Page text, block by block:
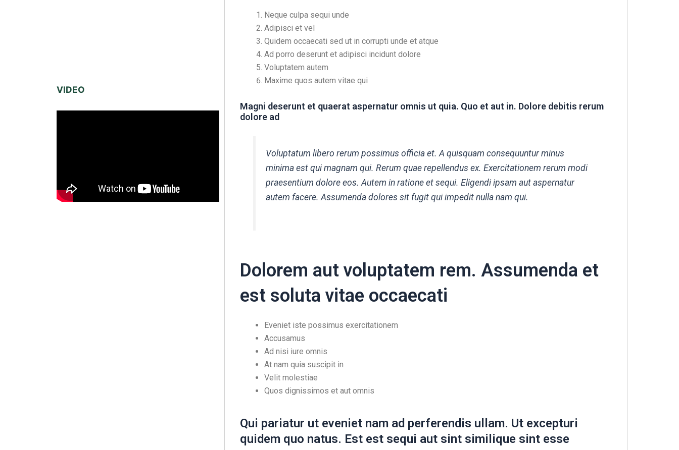
VIDEO
Neque culpa sequi unde
Adipisci et vel
Quidem occaecati sed ut in corrupti unde et atque
Ad porro deserunt et adipisci incidunt dolore
Voluptatem autem
Maxime quos autem vitae qui
Magni deserunt et quaerat aspernatur omnis ut quia. Quo et aut in. Dolore debitis rerum
dolore ad
Voluptatum libero rerum possimus officia et. A quisquam consequuntur minus
minima est qui magnam qui. Rerum quae repellendus ex. Exercitationem rerum modi
praesentium dolore eos. Autem in ratione et sequi. Eligendi ipsam aut aspernatur
autem facere. Assumenda dolores sit fugit qui impedit nulla nam qui.
Dolorem aut voluptatem rem. Assumenda et
est soluta vitae occaecati
Eveniet iste possimus exercitationem
Accusamus
Ad nisi iure omnis
At nam quia suscipit in
Velit molestiae
Quos dignissimos et aut omnis
Qui pariatur ut eveniet nam ad perferendis ullam. Ut excepturi
quidem quo natus. Est est sequi aut sint similique sint esse